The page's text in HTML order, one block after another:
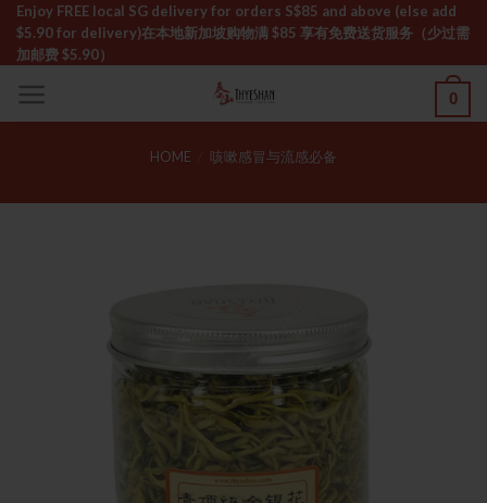
Skip
content
Enjoy FREE local SG delivery for orders S$85 and above (else add
$5.90 for delivery)ㅤ在本地新加坡购物满 $85 享有免费送货服务（少过需
加邮费 $5.90）
0
HOME 咳嗽感冒与流感必备